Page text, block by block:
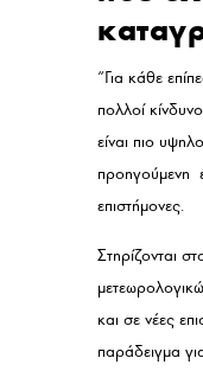
“Για κάθε
πολλοί
είναι πιο
προηγούμενη
επιστήμονες.
Στηρίζονται
και σε νέες
παράδειγμα